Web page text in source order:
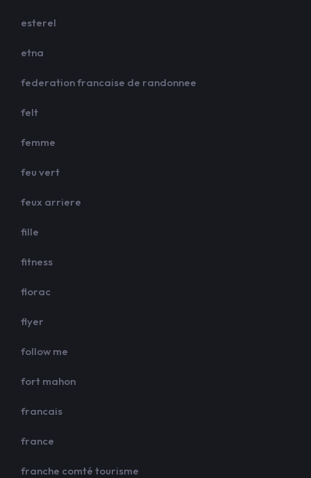
esterel
etna
federation francaise de randonnee
felt
femme
feu vert
feux arriere
fille
fitness
florac
flyer
follow me
fort mahon
francais
france
franche comté tourisme